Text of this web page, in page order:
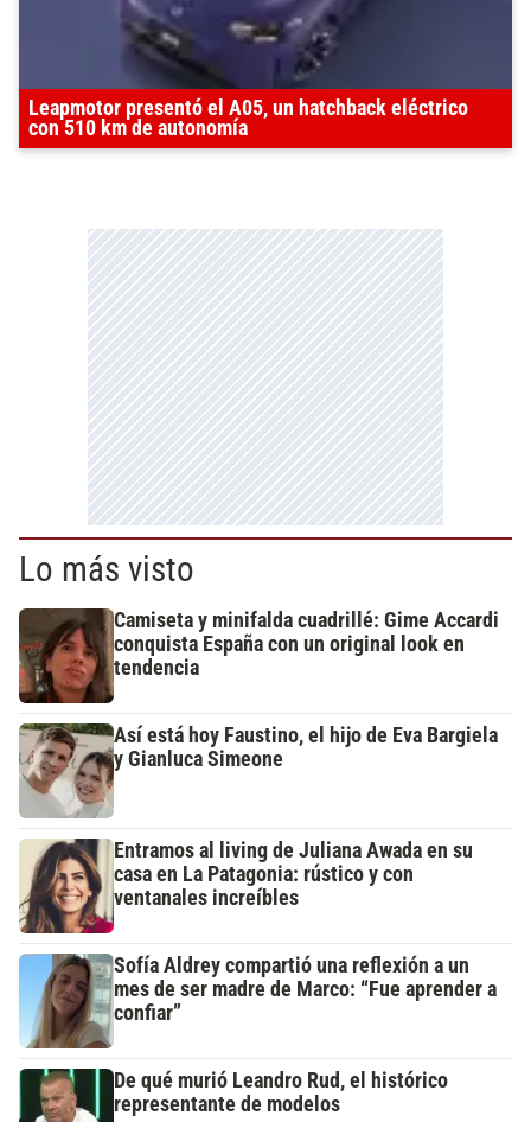
Leapmotor presentó el A05, un hatchback eléctrico
con 510 km de autonomía
Lo más visto
Camiseta y minifalda cuadrillé: Gime Accardi
conquista España con un original look en
tendencia
Así está hoy Faustino, el hijo de Eva Bargiela
y Gianluca Simeone
Entramos al living de Juliana Awada en su
casa en La Patagonia: rústico y con
ventanales increíbles
Sofía Aldrey compartió una reflexión a un
mes de ser madre de Marco: “Fue aprender a
confiar”
De qué murió Leandro Rud, el histórico
representante de modelos